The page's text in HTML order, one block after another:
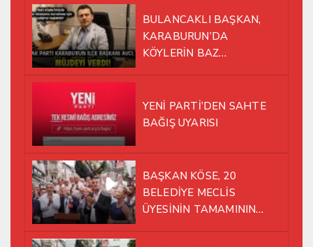
BULANCAKLI BAŞKAN,
KARABURUN’DA
KÖYLERİN BAZ
YENİ PARTİ’DEN SAHTE
BAĞIŞ UYARISI
BAŞKAN KÖSE, 20
BELEDİYE MECLİS
ÜYESİNİN TAMAMININ